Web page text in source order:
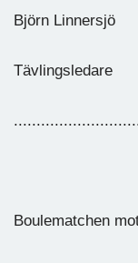
Björn Linnersjö
Tävlingsledare
Boulematchen